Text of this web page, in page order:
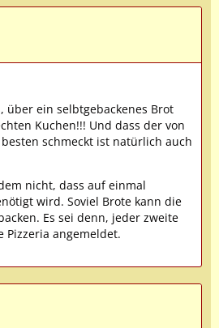
über ein selbtgebackenes Brot
Kuchen!!! Und dass der von
schmeckt ist natürlich auch
nicht, dass auf einmal
wird. Soviel Brote kann die
Es sei denn, jeder zweite
Pizzeria angemeldet.